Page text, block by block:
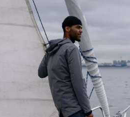
hals trui belichaamt
en het ambachtelijke
van speciaal gefokte ras-
zijn uitstekende kwaliteit en